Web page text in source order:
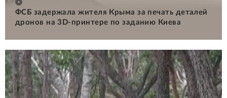
ФСБ задержала жителя Крыма за печать деталей
дронов на 3D-принтере по заданию Киева